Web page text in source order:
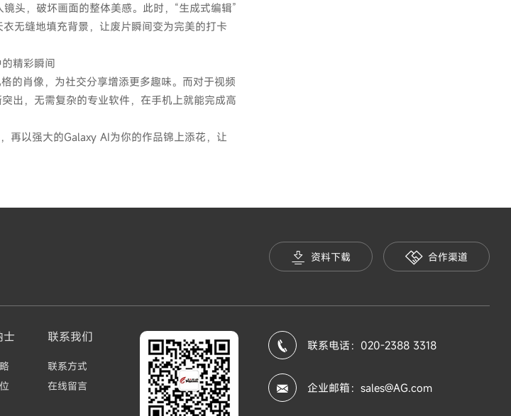
头，破坏画面的整体美感。此时，“生成式编辑”
无缝地填充背景，让废片瞬间变为完美的打卡
的肖像，为社交分享增添更多趣味。而对于视频
出，无需复杂的专业软件，在手机上就能完成高
以强大的Galaxy AI为你的作品锦上添花，让
资料下载 合作渠道
士 联系我们
联系方式
在线留言
联系电话：020-2388 3318
企业邮箱：sales@AG.com